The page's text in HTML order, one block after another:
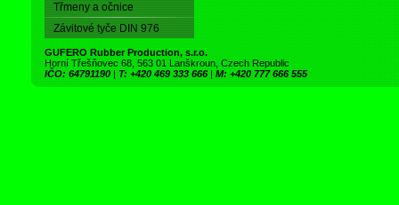
Třmeny a očnice
Závitové tyče DIN 976
GUFERO Rubber Production, s.r.o.
Horní Třešňovec 68, 563 01 Lanškroun, Czech Republic
IČO: 64791190 | T: +420 469 333 666 | M: +420 777 666 555